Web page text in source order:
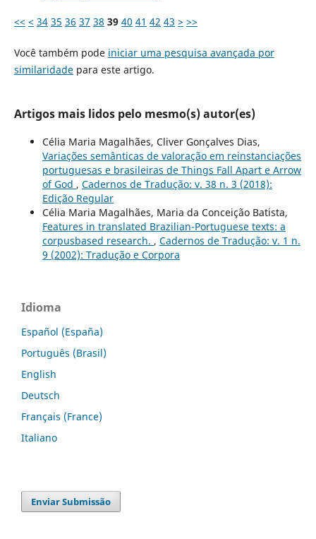
<< < 34 35 36 37 38 39 40 41 42 43 > >>
Você também pode iniciar uma pesquisa avançada por
similaridadepara este artigo.
Artigos mais lidos pelo mesmo(s) autor(es)
Célia Maria Magalhães, Cliver Gonçalves Dias,
Variações semânticas de valoração em reinstanciações
portuguesas e brasileiras de Things Fall Apart e Arrow
of God , Cadernos de Tradução: v. 38 n. 3 (2018):
Edição Regular
Célia Maria Magalhães, Maria da Conceição Batista,
Features in translated Brazilian-Portuguese texts: a
corpusbased research. , Cadernos de Tradução: v. 1 n.
9 (2002): Tradução e Corpora
Idioma
Español (España)
Português (Brasil)
English
Deutsch
Français (France)
Italiano
Enviar Submissão